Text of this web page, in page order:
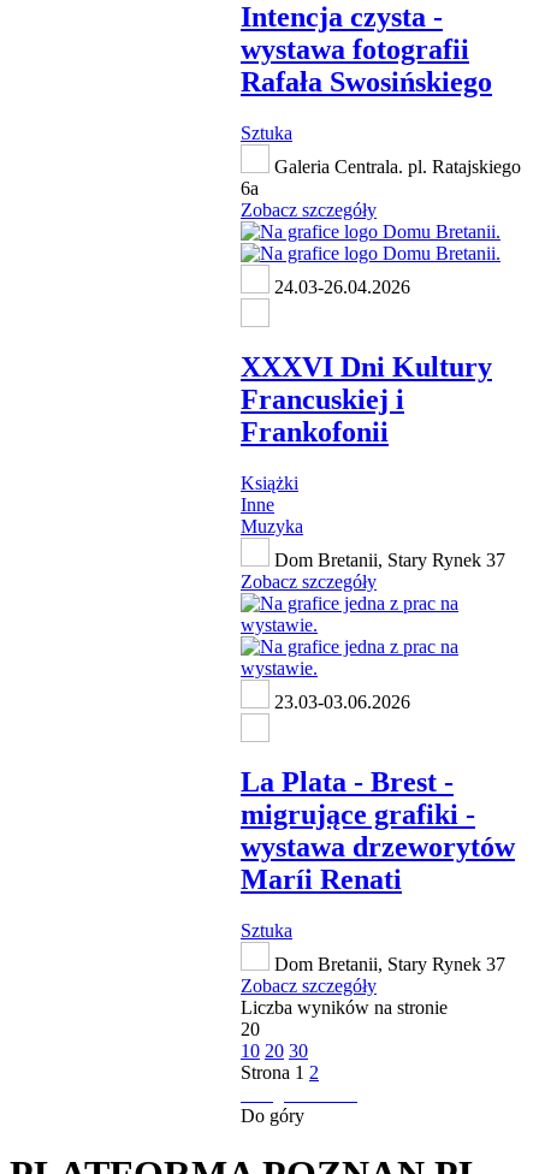
Intencja czysta -
wystawa fotografii
Rafała Swosińskiego
Sztuka
Galeria Centrala. pl. Ratajskiego
6a
Zobacz szczegóły
24.03-26.04.2026
XXXVI Dni Kultury
Francuskiej i
Frankofonii
Książki
Inne
Muzyka
Dom Bretanii, Stary Rynek 37
Zobacz szczegóły
23.03-03.06.2026
La Plata - Brest -
migrujące grafiki -
wystawa drzeworytów
Maríi Renati
Sztuka
Dom Bretanii, Stary Rynek 37
Zobacz szczegóły
Liczba wyników na stronie
20
10 20 30
Strona 1 2
Do góry